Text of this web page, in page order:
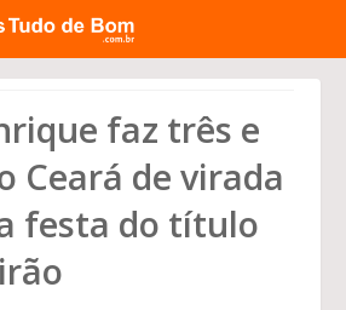
faz três e
Ceará de virada
festa do título